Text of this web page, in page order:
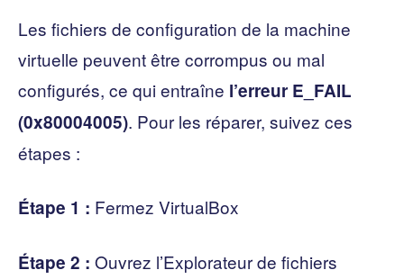
Les fichiers de configuration de la machine
virtuelle peuvent être corrompus ou mal
configurés, ce qui entraîne l’erreur E_FAIL
(0x80004005). Pour les réparer, suivez ces
étapes :
Étape 1 : Fermez VirtualBox
Étape 2 : Ouvrez l’Explorateur de fichiers